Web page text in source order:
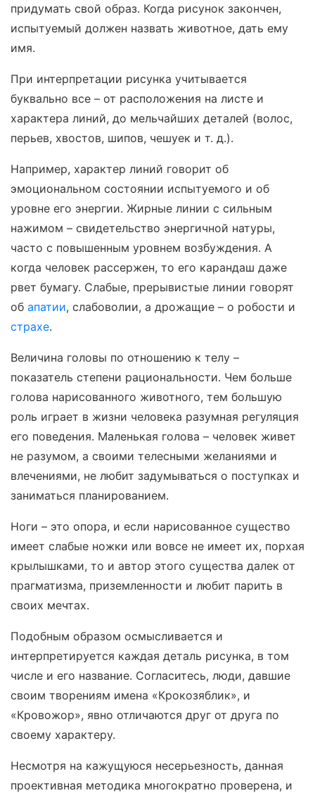
придумать свой образ. Когда рисунок закончен,
испытуемый должен назвать животное, дать ему
имя.
При интерпретации рисунка учитывается
буквально все – от расположения на листе и
характера линий, до мельчайших деталей (волос,
перьев, хвостов, шипов, чешуек и т. д.).
Например, характер линий говорит об
эмоциональном состоянии испытуемого и об
уровне его энергии. Жирные линии с сильным
нажимом – свидетельство энергичной натуры,
часто с повышенным уровнем возбуждения. А
когда человек рассержен, то его карандаш даже
рвет бумагу. Слабые, прерывистые линии говорят
об апатии, слабоволии, а дрожащие – о робости и
страхе.
Величина головы по отношению к телу –
показатель степени рациональности. Чем больше
голова нарисованного животного, тем большую
роль играет в жизни человека разумная регуляция
его поведения. Маленькая голова – человек живет
не разумом, а своими телесными желаниями и
влечениями, не любит задумываться о поступках и
заниматься планированием.
Ноги – это опора, и если нарисованное существо
имеет слабые ножки или вовсе не имеет их, порхая
крылышками, то и автор этого существа далек от
прагматизма, приземленности и любит парить в
своих мечтах.
Подобным образом осмысливается и
интерпретируется каждая деталь рисунка, в том
числе и его название. Согласитесь, люди, давшие
своим творениям имена «Крокозяблик», и
«Кровожор», явно отличаются друг от друга по
своему характеру.
Несмотря на кажущуюся несерьезность, данная
проективная методика многократно проверена, и